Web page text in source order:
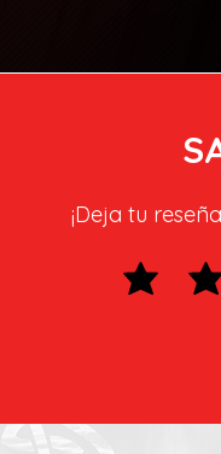
¡Deja tu